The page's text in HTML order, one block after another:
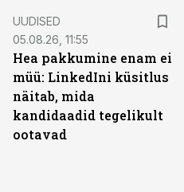
UUDISED
05.08.26, 11:55
Hea pakkumine enam ei
müü: LinkedIni küsitlus
näitab, mida
kandidaadid tegelikult
ootavad